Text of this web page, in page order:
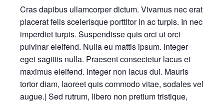
Cras dapibus ullamcorper dictum. Vivamus nec erat
placerat felis scelerisque porttitor in ac turpis. In nec
imperdiet turpis. Suspendisse quis orci ut orci
pulvinar eleifend. Nulla eu mattis ipsum. Integer
eget sagittis nulla. Praesent consectetur lacus et
maximus eleifend. Integer non lacus dui. Mauris
tortor diam, laoreet quis commodo vitae, sodales vel
augue.| Sed rutrum, libero non pretium tristique,